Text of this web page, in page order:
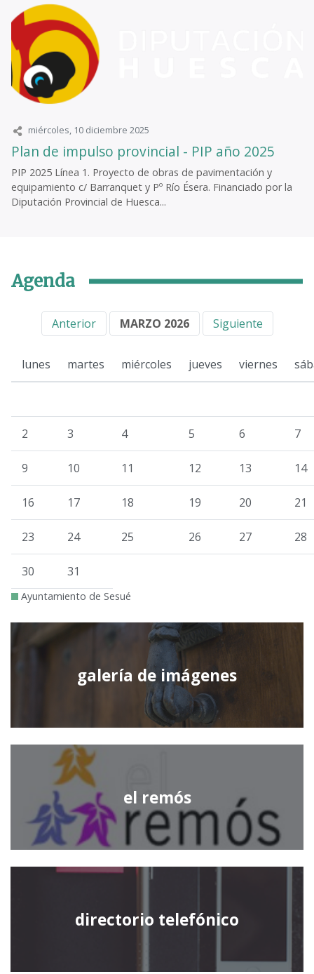
miércoles, 10 diciembre 2025
Plan de impulso provincial - PIP año 2025
PIP 2025 Línea 1. Proyecto de obras de pavimentación y
equipamiento c/ Barranquet y Pº Río Ésera. Financiado por la
Diputación Provincial de Huesca...
Agenda
Anterior MARZO 2026 Siguiente
lunes martes miércoles jueves viernes
2 3 4 5 6 7
9 10 11 12 13 14
16 17 18 19 20 21
23 24 25 26 27 28
30 31
Ayuntamiento de Sesué
galería de imágenes
el remós
directorio telefónico